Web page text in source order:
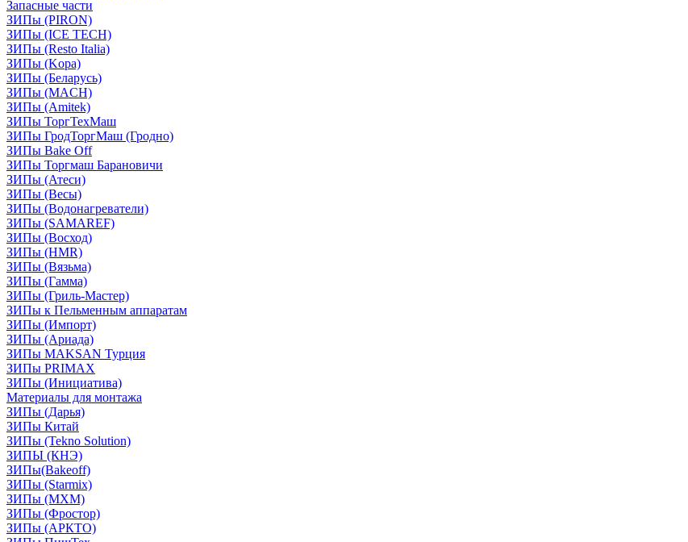
Запасные части
ЗИПы (PIRON)
ЗИПы (ICE TECH)
ЗИПы (Resto Italia)
ЗИПы (Kopa)
ЗИПы (Беларусь)
ЗИПы (MACH)
ЗИПы (Amitek)
ЗИПы ТоргТехМаш
ЗИПы ГродТоргМаш (Гродно)
ЗИПы Bake Off
ЗИПы Торгмаш Барановичи
ЗИПы (Атеси)
ЗИПы (Весы)
ЗИПы (Водонагреватели)
ЗИПы (SAMAREF)
ЗИПы (Восход)
ЗИПы (HMR)
ЗИПы (Вязьма)
ЗИПы (Гамма)
ЗИПы (Гриль-Мастер)
ЗИПы к Пельменным аппаратам
ЗИПы (Импорт)
ЗИПы (Ариада)
ЗИПы MAKSAN Турция
ЗИПы PRIMAX
ЗИПы (Инициатива)
Материалы для монтажа
ЗИПы (Дарья)
ЗИПы Китай
ЗИПы (Tekno Solution)
ЗИПЫ (КНЭ)
ЗИПы(Bakeoff)
ЗИПы (Starmix)
ЗИПы (МХМ)
ЗИПы (Фростор)
ЗИПы (АРКТО)